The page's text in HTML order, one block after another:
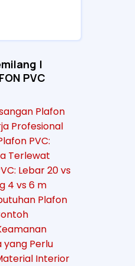
|
PVC
Plafon
Profesional
PVC:
Terlewat
Lebar 20 vs
4 vs 6 m
Plafon
yang Perlu
Interior